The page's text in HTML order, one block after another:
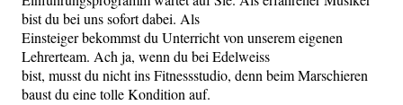
bist du bei uns sofort dabei. Als
Einsteiger bekommst du Unterricht von unserem eigenen
Lehrerteam. Ach ja, wenn du bei Edelweiss
bist, musst du nicht ins Fitnessstudio, denn beim Marschieren
baust du eine tolle Kondition auf.